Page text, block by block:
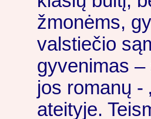
žmonėms,
valstiečio
gyvenimas
jos romanų -
ateityje.